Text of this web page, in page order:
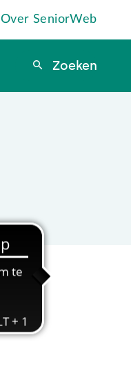
Over SeniorWeb
Zoeken
Zoeken